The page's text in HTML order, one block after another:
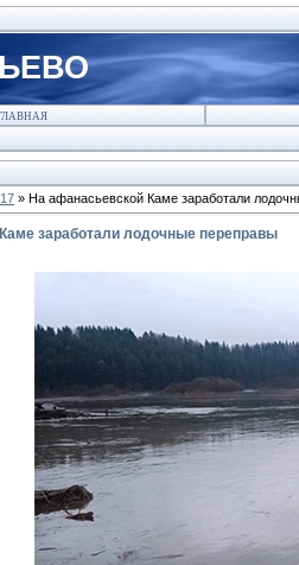
17 » На афанасьевской Каме заработали
заработали лодочные переправы